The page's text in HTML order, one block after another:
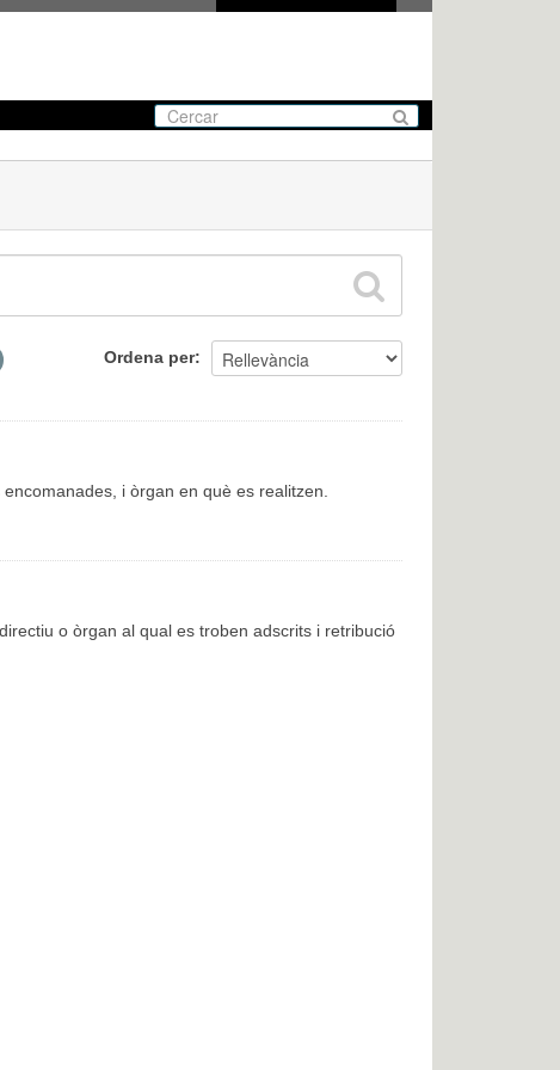
Ordena per
i òrgan en què es realitzen.
o òrgan al qual es troben adscrits i retribució